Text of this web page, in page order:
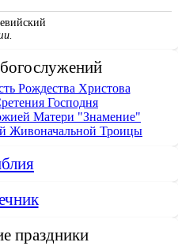
Рождества Христова
Господня
Матери "Знамение"
Живоначальной Троицы
праздники